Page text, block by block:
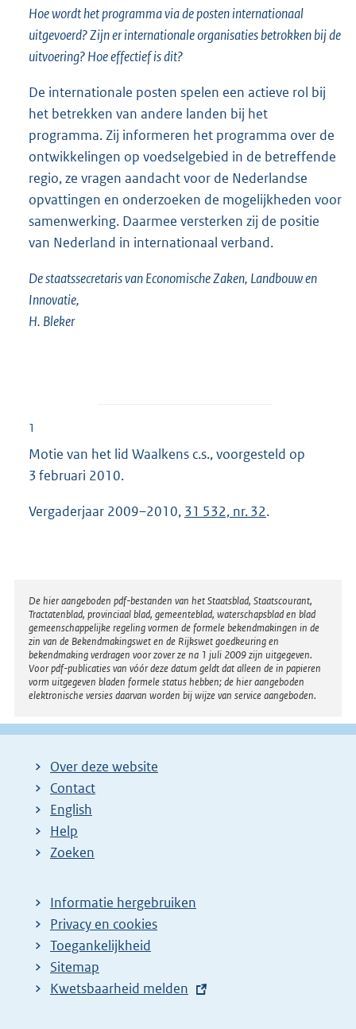
Hoe wordt het programma via de posten internationaal
uitgevoerd? Zijn er internationale organisaties betrokken bij de
uitvoering? Hoe effectief is dit?
De internationale posten spelen een actieve rol bij
het betrekken van andere landen bij het
programma. Zij informeren het programma over de
ontwikkelingen op voedselgebied in de betreffende
regio, ze vragen aandacht voor de Nederlandse
opvattingen en onderzoeken de mogelijkheden voor
samenwerking. Daarmee versterken zij de positie
van Nederland in internationaal verband.
De staatssecretaris van Economische Zaken, Landbouw en
Innovatie,
H. Bleker
1
Motie van het lid Waalkens c.s., voorgesteld op
3 februari 2010.
Vergaderjaar 2009–2010, 31 532, nr. 32.
Disclaimer
De hier aangeboden pdf-bestanden van het Staatsblad, Staatscourant,
Tractatenblad, provinciaal blad, gemeenteblad, waterschapsblad en blad
gemeenschappelijke regeling vormen de formele bekendmakingen in de
zin van de Bekendmakingswet en de Rijkswet goedkeuring en
bekendmaking verdragen voor zover ze na 1 juli 2009 zijn uitgegeven.
Voor pdf-publicaties van vóór deze datum geldt dat alleen de in papieren
vorm uitgegeven bladen formele status hebben; de hier aangeboden
elektronische versies daarvan worden bij wijze van service aangeboden.
Over deze website
Contact
English
Help
Zoeken
Informatie hergebruiken
Privacy en cookies
Toegankelijkheid
Sitemap
E
Kwetsbaarheid melden